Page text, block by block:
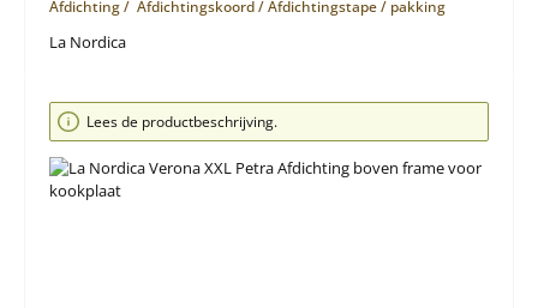
Afdichting / Afdichtingskoord / Afdichtingstape / pakking
La Nordica
Afbeeldingengalerij overslaan
Lees de productbeschrijving.